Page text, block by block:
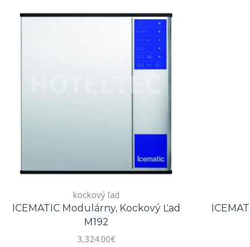
kockový ľad
ICEMATIC Modulárny, Kockový Ľad
M192
3,324.00€